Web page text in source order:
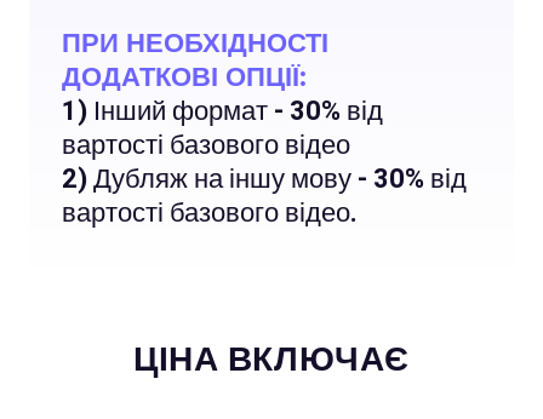
ПРИ НЕОБХІДНОСТІ
ДОДАТКОВІ ОПЦІЇ:
1) Інший формат - 30% від
вартості базового відео
2) Дубляж на іншу мову - 30% від
вартості базового відео.
ЦІНА ВКЛЮЧАЄ